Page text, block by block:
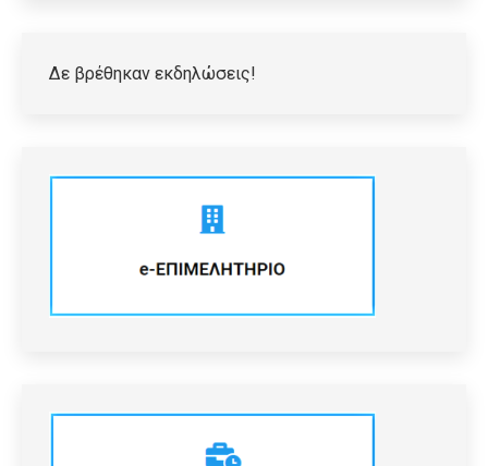
Δε βρέθηκαν εκδηλώσεις!